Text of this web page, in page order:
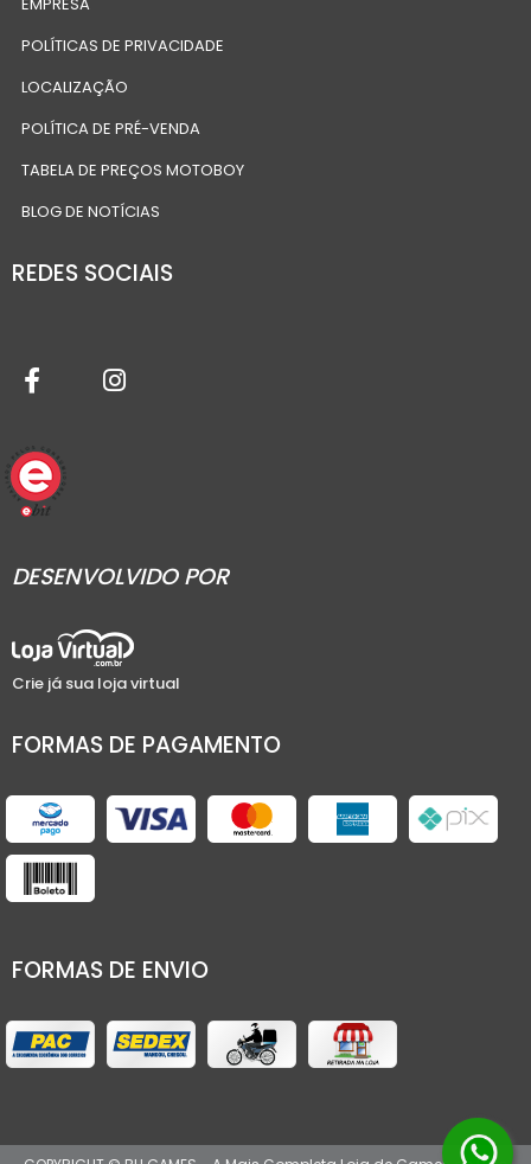
POLÍTICAS DE PRIVACIDADE
LOCALIZAÇÃO
POLÍTICA DE PRÉ-VENDA
TABELA DE PREÇOS MOTOBOY
BLOG DE NOTÍCIAS
REDES SOCIAIS
DESENVOLVIDO POR
Crie já sua loja virtual
FORMAS DE PAGAMENTO
FORMAS DE ENVIO